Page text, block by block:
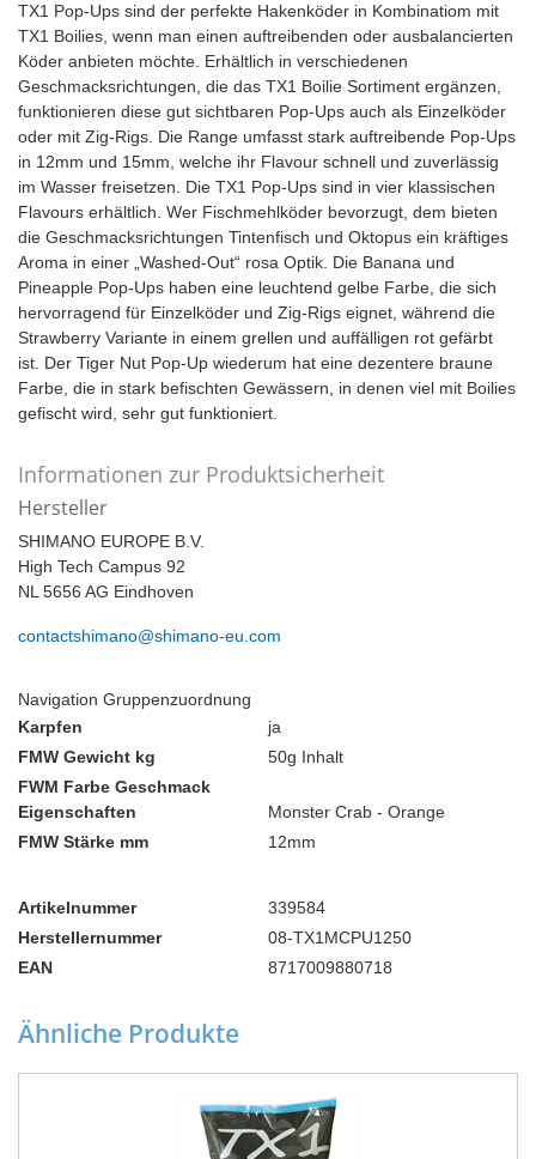
TX1 Pop-Ups sind der perfekte Hakenköder in Kombinatiom mit
TX1 Boilies, wenn man einen auftreibenden oder ausbalancierten
Köder anbieten möchte. Erhältlich in verschiedenen
Geschmacksrichtungen, die das TX1 Boilie Sortiment ergänzen,
funktionieren diese gut sichtbaren Pop-Ups auch als Einzelköder
oder mit Zig-Rigs. Die Range umfasst stark auftreibende Pop-Ups
in 12mm und 15mm, welche ihr Flavour schnell und zuverlässig
im Wasser freisetzen. Die TX1 Pop-Ups sind in vier klassischen
Flavours erhältlich. Wer Fischmehlköder bevorzugt, dem bieten
die Geschmacksrichtungen Tintenfisch und Oktopus ein kräftiges
Aroma in einer „Washed-Out“ rosa Optik. Die Banana und
Pineapple Pop-Ups haben eine leuchtend gelbe Farbe, die sich
hervorragend für Einzelköder und Zig-Rigs eignet, während die
Strawberry Variante in einem grellen und auffälligen rot gefärbt
ist. Der Tiger Nut Pop-Up wiederum hat eine dezentere braune
Farbe, die in stark befischten Gewässern, in denen viel mit Boilies
gefischt wird, sehr gut funktioniert.
Informationen zur Produktsicherheit
Hersteller
SHIMANO EUROPE B.V.
High Tech Campus 92
NL 5656 AG Eindhoven
contactshimano@shimano-eu.com
Navigation Gruppenzuordnung
Karpfen
ja
FMW Gewicht kg
50g Inhalt
FWM Farbe Geschmack
Eigenschaften
Monster Crab - Orange
FMW Stärke mm
12mm
Artikelnummer
339584
Herstellernummer
08-TX1MCPU1250
EAN
8717009880718
Ähnliche Produkte